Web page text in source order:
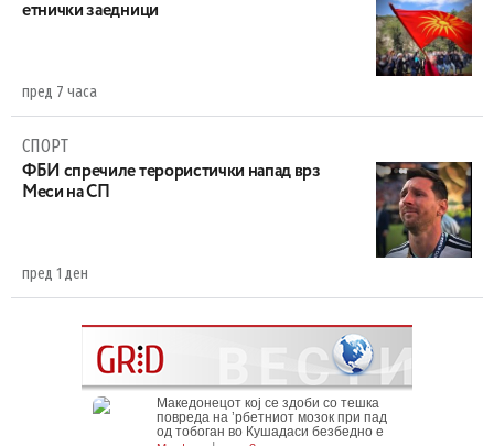
етнички заедници
пред 7 часа
СПОРТ
ФБИ спречиле терористички напад врз
Меси на СП
пред 1 ден